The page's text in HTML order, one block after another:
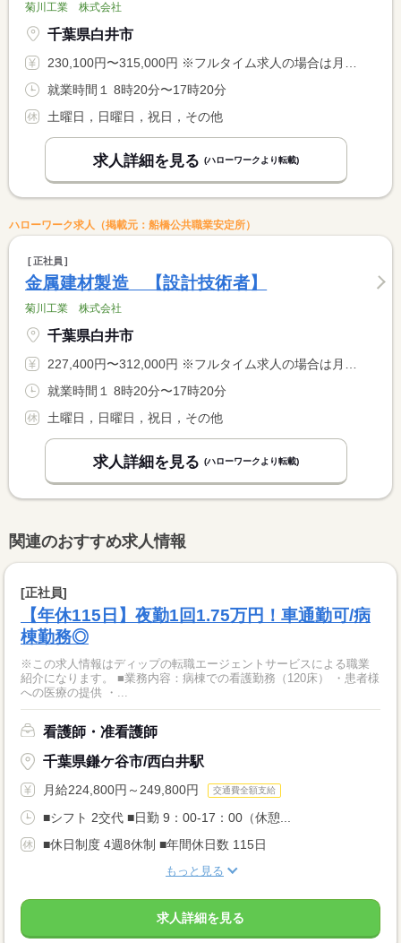
菊川工業 株式会社
千葉県白井市
230,100円〜315,000円 ※フルタイム求人の場合は月額（換算額）、パート求人の場合は時間額を表示しています。
就業時間１ 8時20分〜17時20分
土曜日，日曜日，祝日，その他
求人詳細を見る (ハローワークより転載)
ハローワーク求人（掲載元：船橋公共職業安定所）
正社員
金属建材製造 【設計技術者】
菊川工業 株式会社
千葉県白井市
227,400円〜312,000円 ※フルタイム求人の場合は月額（換算額）、パート求人の場合は時間額を表示しています。
就業時間１ 8時20分〜17時20分
土曜日，日曜日，祝日，その他
求人詳細を見る (ハローワークより転載)
関連のおすすめ求人情報
[正社員]
【年休115日】夜勤1回1.75万円！車通勤可/病
棟勤務◎
※この求人情報はディップの転職エージェントサービスによる職業
紹介になります。 ■業務内容：病棟での看護勤務（120床） ・患者様
への医療の提供 ・...
看護師・准看護師
千葉県鎌ケ谷市/西白井駅
月給224,800円～249,800円 交通費全額支給
■シフト 2交代 ■日勤 9：00-17：00（休憩...
■休日制度 4週8休制 ■年間休日数 115日
もっと見る
求人詳細を見る